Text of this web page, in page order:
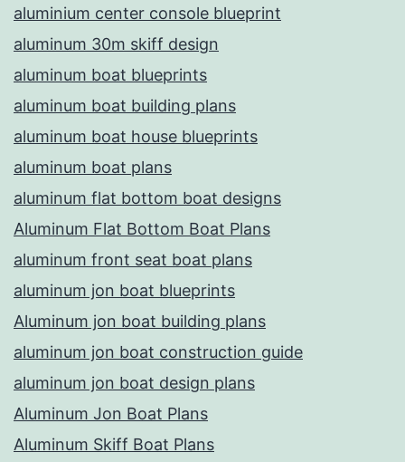
aluminium center console blueprint
aluminum 30m skiff design
aluminum boat blueprints
aluminum boat building plans
aluminum boat house blueprints
aluminum boat plans
aluminum flat bottom boat designs
Aluminum Flat Bottom Boat Plans
aluminum front seat boat plans
aluminum jon boat blueprints
Aluminum jon boat building plans
aluminum jon boat construction guide
aluminum jon boat design plans
Aluminum Jon Boat Plans
Aluminum Skiff Boat Plans